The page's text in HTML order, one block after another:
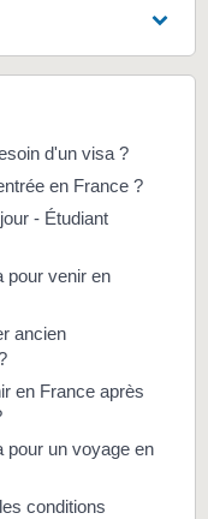
d'un visa ?
en France ?
- Étudiant
pour venir en
ancien
en France après
pour un voyage en
conditions